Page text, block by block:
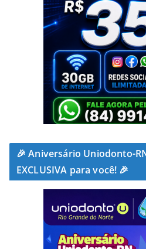
🎉 Aniversário Uniodonto-
EXCLUSIVA para você! 🎉